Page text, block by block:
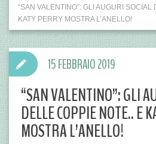
“SAN VALENTINO”: GLI AUGURI
KATY PERRY MOSTRA L’ANELLO!
“SAN VALENTINO”: GLI
DELLE COPPIE NOTE.. E
MOSTRA L’ANELLO!
15 FEBBRAIO 2019